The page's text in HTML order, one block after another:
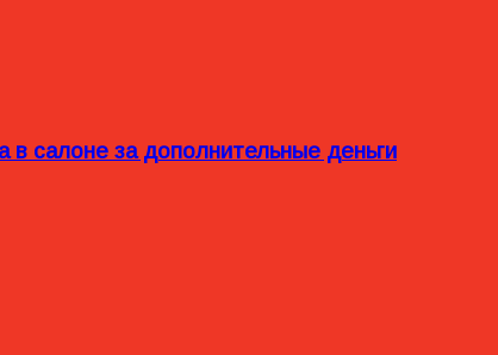
салоне за дополнительные деньги